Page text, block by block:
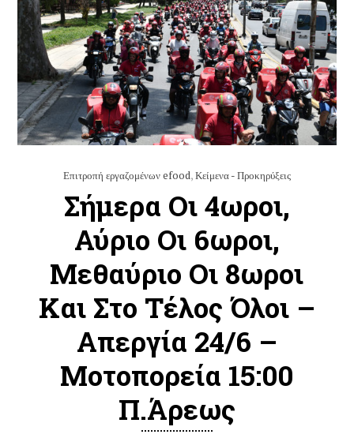
Επιτροπή εργαζομένων efood,Κείμενα - Προκηρύξεις
Σήμερα Οι 4ωροι,
Αύριο Οι 6ωροι,
Μεθαύριο Οι 8ωροι
Και Στο Τέλος Όλοι –
Απεργία 24/6 –
Μοτοπορεία 15:00
Π.Άρεως